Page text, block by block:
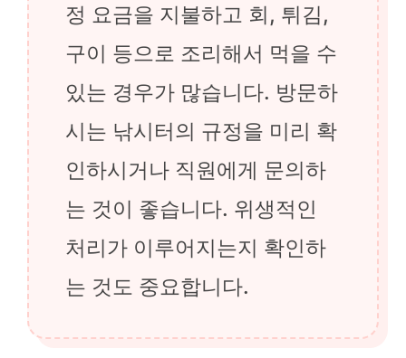
정 요금을 지불하고 회, 튀김,
구이 등으로 조리해서 먹을 수
있는 경우가 많습니다. 방문하
시는 낚시터의 규정을 미리 확
인하시거나 직원에게 문의하
는 것이 좋습니다. 위생적인
처리가 이루어지는지 확인하
는 것도 중요합니다.